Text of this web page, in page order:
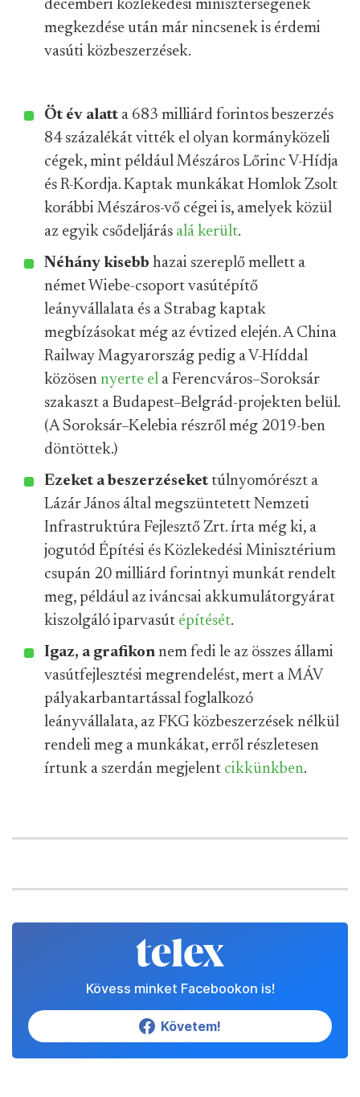
decemberi közlekedési miniszterségének
megkezdése után már nincsenek is érdemi
vasúti közbeszerzések.
Öt év alatt a 683 milliárd forintos beszerzés
84 százalékát vitték el olyan kormányközeli
cégek, mint például Mészáros Lőrinc V-Hídja
és R-Kordja. Kaptak munkákat Homlok Zsolt
korábbi Mészáros-vő cégei is, amelyek közül
az egyik csődeljárás alá került.
Néhány kisebb hazai szereplő mellett a
német Wiebe-csoport vasútépítő
leányvállalata és a Strabag kaptak
megbízásokat még az évtized elején. A China
Railway Magyarország pedig a V-Híddal
közösen nyerte el a Ferencváros–Soroksár
szakaszt a Budapest–Belgrád-projekten belül.
(A Soroksár–Kelebia részről még 2019-ben
döntöttek.)
Ezeket a beszerzéseket túlnyomórészt a
Lázár János által megszüntetett Nemzeti
Infrastruktúra Fejlesztő Zrt. írta még ki, a
jogutód Építési és Közlekedési Minisztérium
csupán 20 milliárd forintnyi munkát rendelt
meg, például az iváncsai akkumulátorgyárat
kiszolgáló iparvasút építését.
Igaz, a grafikon nem fedi le az összes állami
vasútfejlesztési megrendelést, mert a MÁV
pályakarbantartással foglalkozó
leányvállalata, az FKG közbeszerzések nélkül
rendeli meg a munkákat, erről részletesen
írtunk a szerdán megjelent cikkünkben.
Kövess minket Facebookon is!
Követem!